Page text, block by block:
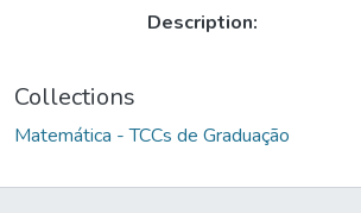
Description:
Collections
Matemática - TCCs de Graduação